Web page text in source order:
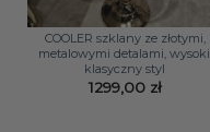
COOLER szklany ze złotymi,
metalowymi detalami, wysoki,
klasyczny styl
1299,00 zł